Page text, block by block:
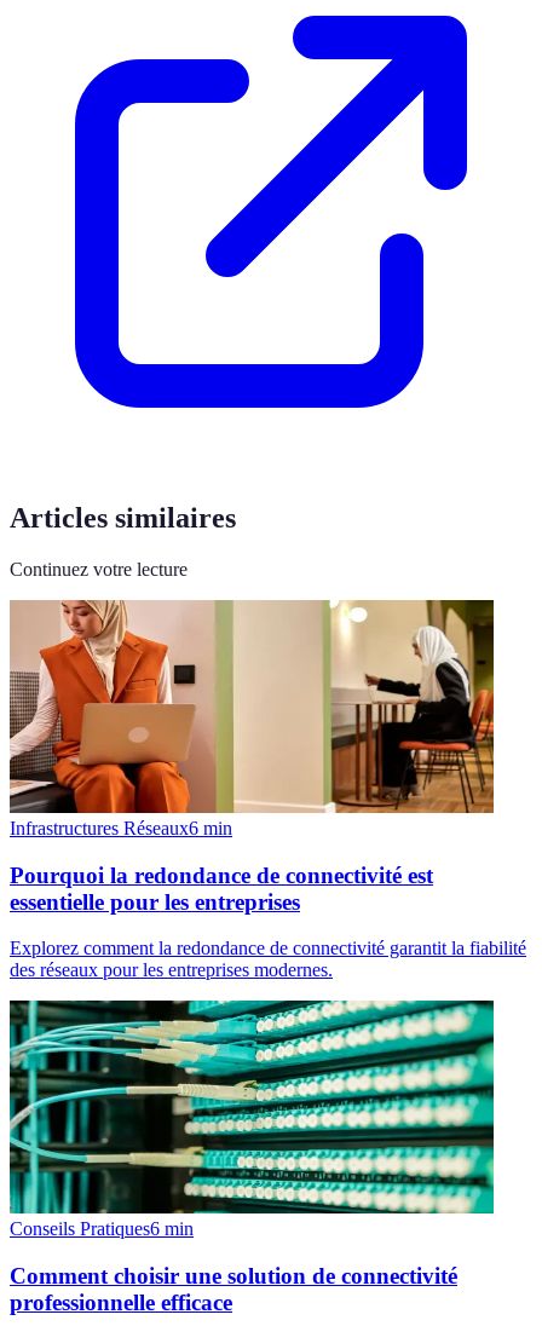
Articles similaires
Continuez votre lecture
Infrastructures Réseaux6 min
Pourquoi la redondance de connectivité est
essentielle pour les entreprises
Explorez comment la redondance de connectivité garantit la fiabilité
des réseaux pour les entreprises modernes.
Conseils Pratiques6 min
Comment choisir une solution de connectivité
professionnelle efficace